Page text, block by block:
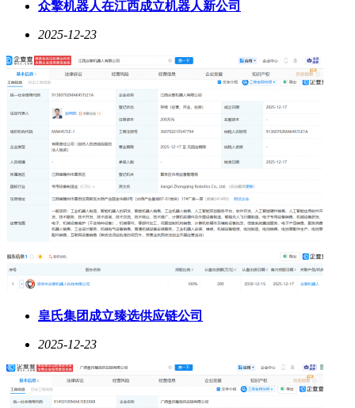
众擎机器人在江西成立机器人新公司
2025-12-23
皇氏集团成立臻选供应链公司
2025-12-23